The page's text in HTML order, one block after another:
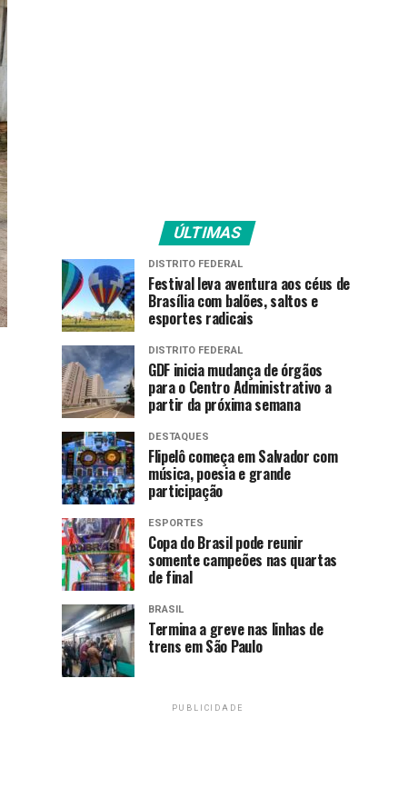
ÚLTIMAS
DISTRITO FEDERAL
Festival leva aventura aos céus de
Brasília com balões, saltos e
esportes radicais
DISTRITO FEDERAL
GDF inicia mudança de órgãos
para o Centro Administrativo a
partir da próxima semana
DESTAQUES
Flipelô começa em Salvador com
música, poesia e grande
participação
ESPORTES
Copa do Brasil pode reunir
somente campeões nas quartas
de final
BRASIL
Termina a greve nas linhas de
trens em São Paulo
PUBLICIDADE